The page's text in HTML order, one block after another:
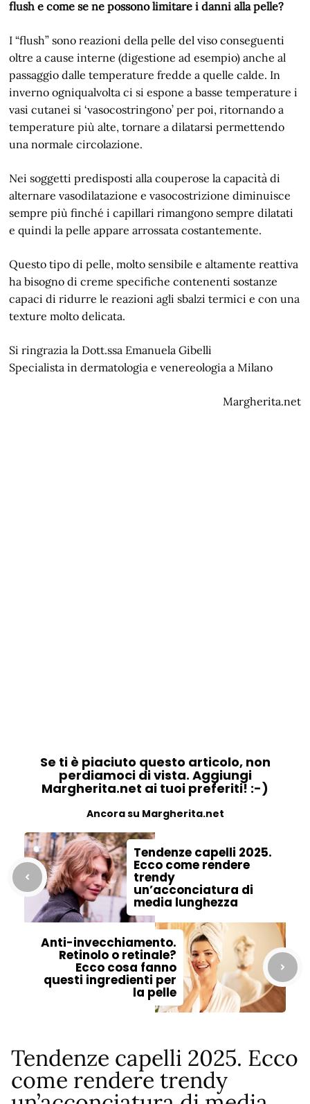
flush e come se ne possono limitare i danni alla pelle?
I “flush” sono reazioni della pelle del viso conseguenti
oltre a cause interne (digestione ad esempio) anche al
passaggio dalle temperature fredde a quelle calde. In
inverno ogniqualvolta ci si espone a basse temperature i
vasi cutanei si ‘vasocostringono’ per poi, ritornando a
temperature più alte, tornare a dilatarsi permettendo
una normale circolazione.
Nei soggetti predisposti alla couperose la capacità di
alternare vasodilatazione e vasocostrizione diminuisce
sempre più finché i capillari rimangono sempre dilatati
e quindi la pelle appare arrossata costantemente.
Questo tipo di pelle, molto sensibile e altamente reattiva
ha bisogno di creme specifiche contenenti sostanze
capaci di ridurre le reazioni agli sbalzi termici e con una
texture molto delicata.
Si ringrazia la Dott.ssa Emanuela Gibelli
Specialista in dermatologia e venereologia a Milano
Margherita.net
Se ti è piaciuto questo articolo, non
perdiamoci di vista. Aggiungi
Margherita.net ai tuoi preferiti! :-)
Ancora su Margherita.net
Tendenze capelli 2025.
Ecco come rendere
trendy
un’acconciatura di
media lunghezza
Anti-invecchiamento.
Retinolo o retinale?
Ecco cosa fanno
questi ingredienti per
la pelle
Tendenze capelli 2025. Ecco
come rendere trendy